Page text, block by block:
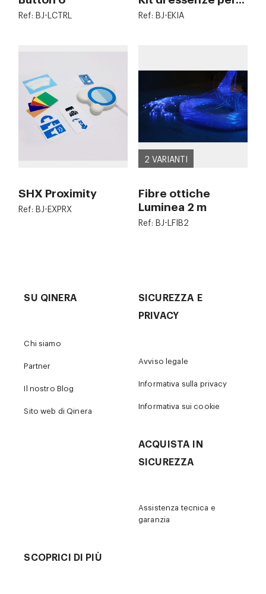
Ref: BJ-LCTRL Ref: BJ-EKIA
SHX Proximity
Ref: BJ-EXPRX
2 VARIANTI
Fibre ottiche
Luminea 2 m
Ref: BJ-LFIB2
SU QINERA
Chi siamo
Partner
Il nostro Blog
Sito web di Qinera
SICUREZZA E
PRIVACY
Avviso legale
Informativa sulla privacy
Informativa sui cookie
ACQUISTA IN
SICUREZZA
Assistenza tecnica e
garanzia
SCOPRICI DI PIÙ